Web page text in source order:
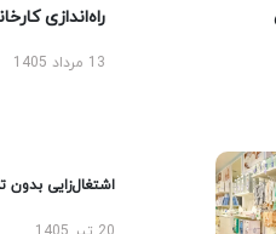
راه‌اندازی
13 مرداد 1405
اشتغال‌زایی بدون